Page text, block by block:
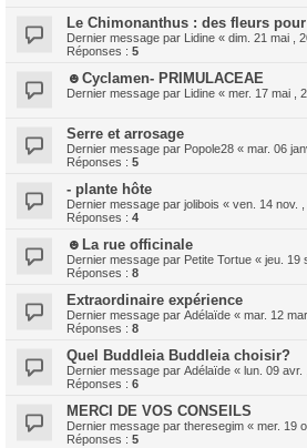
Le Chimonanthus : des fleurs
Dernier message par Lidine « dim. 21 mai ,
Réponses : 5
☻Cyclamen- PRIMULACEAE
Dernier message par Lidine « mer. 17 mai ,
Serre et arrosage
Dernier message par Popole28 « mar. 06
Réponses : 5
- plante hôte
Dernier message par jolibois « ven. 14 nov.
Réponses : 4
☻La rue officinale
Dernier message par Petite Tortue « jeu. 19
Réponses : 8
Extraordinaire expérience
Dernier message par Adélaïde « mar. 12
Réponses : 8
Quel Buddleia Buddleia choisir?
Dernier message par Adélaïde « lun. 09 avr.
Réponses : 6
MERCI DE VOS CONSEILS
Dernier message par theresegim « mer. 19
Réponses : 5